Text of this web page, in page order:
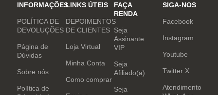
INFORMAÇÕES
POLÍTICA DE
DEVOLUÇÕES
Página de
Dúvidas
Sobre nós
Política de
LINKS ÚTEIS
DEPOIMENTOS
DE CLIENTES
Loja Virtual
Minha Conta
Como comprar
FAÇA
RENDA
Seja
Assinante
VIP
Seja
Afiliado(a)
Seja
SIGA-NOS
Facebook
Instagram
Youtube
Twitter X
Atendimento